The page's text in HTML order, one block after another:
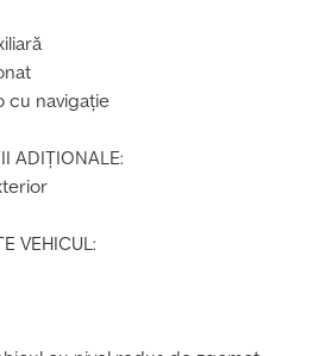
cu navigație
ADIȚIONALE:
VEHICUL: